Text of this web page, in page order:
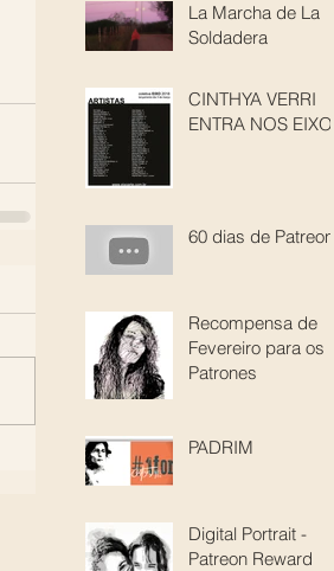
“Soldaderas”
La Marcha de La
Soldadera
CINTHYA VERRI
ENTRA NOS EIXOS
60 dias de Patreon
Recompensa de
Fevereiro para os
Patrones
PADRIM
Digital Portrait -
Patreon Reward